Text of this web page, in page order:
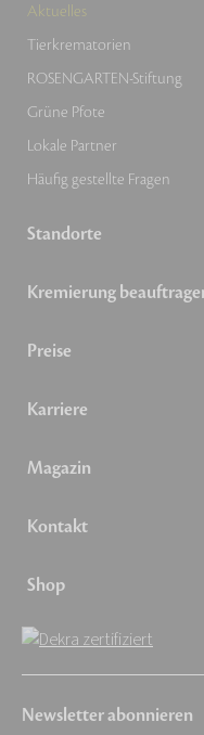
Aktuelles
Tierkrematorien
ROSENGARTEN-Stiftung
Grüne Pfote
Lokale Partner
Häufig gestellte Fragen
Standorte
Kremierung
Preise
Karriere
Magazin
Kontakt
Shop
Newsletter abonnieren